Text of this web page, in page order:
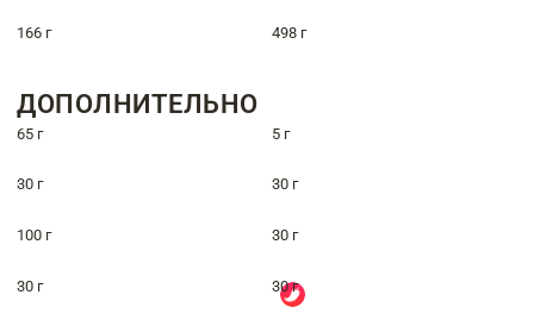
166 г 498 г
ДОПОЛНИТЕЛЬНО
65 г 5 г
30 г 30 г
100 г 30 г
30 г 30 г